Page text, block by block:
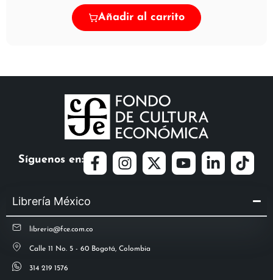
Añadir al carrito
Síguenos en:
Librería México
libreria@fce.com.co
Calle 11 No. 5 - 60 Bogotá, Colombia
314 219 1576